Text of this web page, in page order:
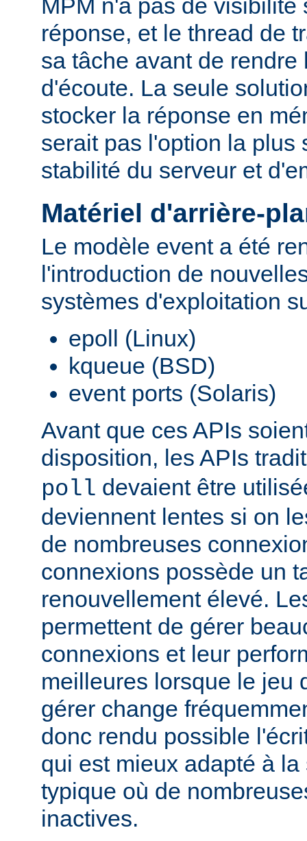
MPM n'a pas de visibilité
réponse, et le thread de
sa tâche avant de
d'écoute. La seule
stocker la réponse en
serait pas l'option la plus
stabilité du serveur et
Matériel d'arrière-
Le modèle event a été
l'introduction de
systèmes d'exploitation
epoll (Linux)
kqueue (BSD)
event ports (Solaris)
Avant que ces APIs
disposition, les APIs
poll devaient être
deviennent lentes si on
de nombreuses
connexions possède un
renouvellement élevé.
permettent de gérer
connexions et leur
meilleures lorsque le jeu
gérer change
donc rendu possible
qui est mieux adapté à
typique où de
inactives.